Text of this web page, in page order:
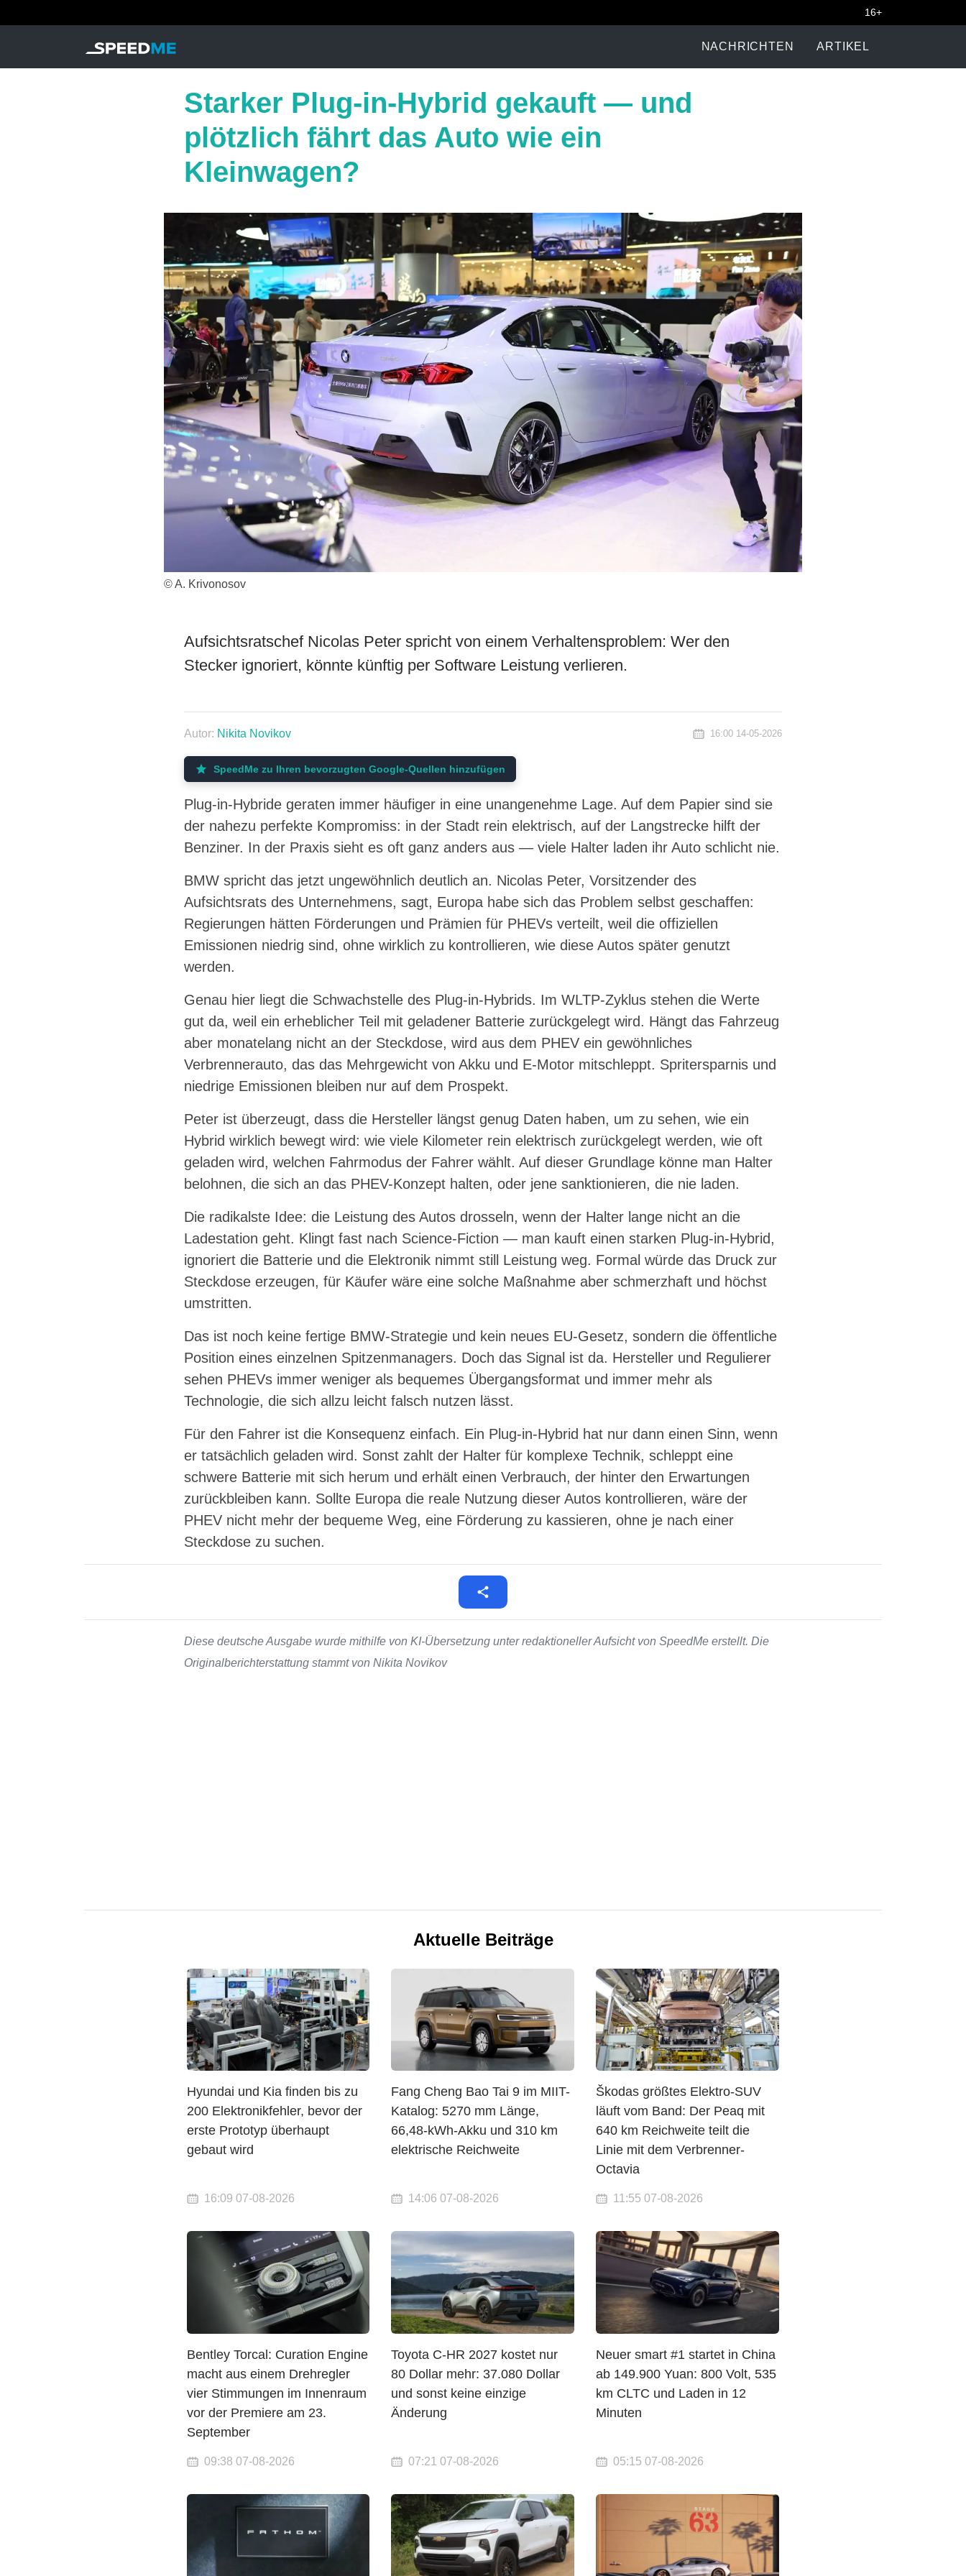
16+
NACHRICHTEN ARTIKEL
Starker Plug-in-Hybrid gekauft — und
plötzlich fährt das Auto wie ein
Kleinwagen?
© A. Krivonosov
Aufsichtsratschef Nicolas Peter spricht von einem Verhaltensproblem: Wer den
Stecker ignoriert, könnte künftig per Software Leistung verlieren.
Autor: Nikita Novikov 16:00 14-05-2026
SpeedMe zu Ihren bevorzugten Google-Quellen hinzufügen
Plug-in-Hybride geraten immer häufiger in eine unangenehme Lage. Auf dem Papier sind sie
der nahezu perfekte Kompromiss: in der Stadt rein elektrisch, auf der Langstrecke hilft der
Benziner. In der Praxis sieht es oft ganz anders aus — viele Halter laden ihr Auto schlicht nie.
BMW spricht das jetzt ungewöhnlich deutlich an. Nicolas Peter, Vorsitzender des
Aufsichtsrats des Unternehmens, sagt, Europa habe sich das Problem selbst geschaffen:
Regierungen hätten Förderungen und Prämien für PHEVs verteilt, weil die offiziellen
Emissionen niedrig sind, ohne wirklich zu kontrollieren, wie diese Autos später genutzt
werden.
Genau hier liegt die Schwachstelle des Plug-in-Hybrids. Im WLTP-Zyklus stehen die Werte
gut da, weil ein erheblicher Teil mit geladener Batterie zurückgelegt wird. Hängt das Fahrzeug
aber monatelang nicht an der Steckdose, wird aus dem PHEV ein gewöhnliches
Verbrennerauto, das das Mehrgewicht von Akku und E-Motor mitschleppt. Spritersparnis und
niedrige Emissionen bleiben nur auf dem Prospekt.
Peter ist überzeugt, dass die Hersteller längst genug Daten haben, um zu sehen, wie ein
Hybrid wirklich bewegt wird: wie viele Kilometer rein elektrisch zurückgelegt werden, wie oft
geladen wird, welchen Fahrmodus der Fahrer wählt. Auf dieser Grundlage könne man Halter
belohnen, die sich an das PHEV-Konzept halten, oder jene sanktionieren, die nie laden.
Die radikalste Idee: die Leistung des Autos drosseln, wenn der Halter lange nicht an die
Ladestation geht. Klingt fast nach Science-Fiction — man kauft einen starken Plug-in-Hybrid,
ignoriert die Batterie und die Elektronik nimmt still Leistung weg. Formal würde das Druck zur
Steckdose erzeugen, für Käufer wäre eine solche Maßnahme aber schmerzhaft und höchst
umstritten.
Das ist noch keine fertige BMW-Strategie und kein neues EU-Gesetz, sondern die öffentliche
Position eines einzelnen Spitzenmanagers. Doch das Signal ist da. Hersteller und Regulierer
sehen PHEVs immer weniger als bequemes Übergangsformat und immer mehr als
Technologie, die sich allzu leicht falsch nutzen lässt.
Für den Fahrer ist die Konsequenz einfach. Ein Plug-in-Hybrid hat nur dann einen Sinn, wenn
er tatsächlich geladen wird. Sonst zahlt der Halter für komplexe Technik, schleppt eine
schwere Batterie mit sich herum und erhält einen Verbrauch, der hinter den Erwartungen
zurückbleiben kann. Sollte Europa die reale Nutzung dieser Autos kontrollieren, wäre der
PHEV nicht mehr der bequeme Weg, eine Förderung zu kassieren, ohne je nach einer
Steckdose zu suchen.
Diese deutsche Ausgabe wurde mithilfe von KI-Übersetzung unter redaktioneller Aufsicht von SpeedMe erstellt. Die
Originalberichterstattung stammt von Nikita Novikov
Aktuelle Beiträge
Hyundai und Kia finden bis zu
200 Elektronikfehler, bevor der
erste Prototyp überhaupt
gebaut wird
16:09 07-08-2026
Fang Cheng Bao Tai 9 im MIIT-
Katalog: 5270 mm Länge,
66,48-kWh-Akku und 310 km
elektrische Reichweite
14:06 07-08-2026
Škodas größtes Elektro-SUV
läuft vom Band: Der Peaq mit
640 km Reichweite teilt die
Linie mit dem Verbrenner-
Octavia
11:55 07-08-2026
Bentley Torcal: Curation Engine
macht aus einem Drehregler
vier Stimmungen im Innenraum
vor der Premiere am 23.
September
09:38 07-08-2026
Toyota C-HR 2027 kostet nur
80 Dollar mehr: 37.080 Dollar
und sonst keine einzige
Änderung
07:21 07-08-2026
Neuer smart #1 startet in China
ab 149.900 Yuan: 800 Volt, 535
km CLTC und Laden in 12
Minuten
05:15 07-08-2026